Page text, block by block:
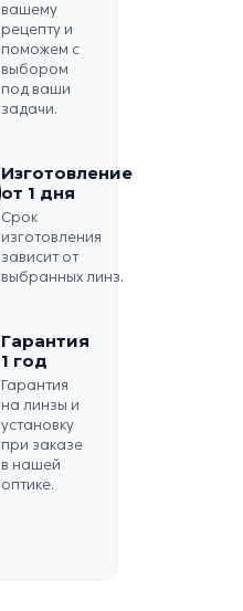
вашему
рецепту и
поможем с
выбором
под ваши
задачи.
Изготовление
от 1 дня
Срок
изготовления
зависит от
выбранных линз.
Гарантия
1 год
Гарантия
на линзы и
установку
при заказе
в нашей
оптике.